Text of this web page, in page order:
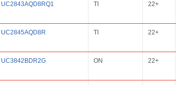
UC2843AQD8RQ1 TI 22+
UC2845AQD8R TI 22+
UC3842BDR2G ON 22+